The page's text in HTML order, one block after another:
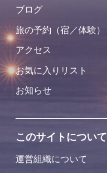
ブログ
旅の予約（宿／体験）
アクセス
お気に入りリスト
お知らせ
このサイトについて
運営組織について